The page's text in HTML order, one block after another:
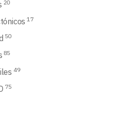
20
17
50
85
49
75